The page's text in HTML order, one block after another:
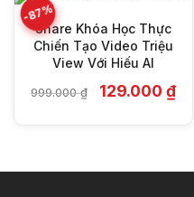
-87%
Share Khóa Học Thực
Chiến Tạo Video Triệu
View Với Hiếu AI
999.000₫ Giá
gốc
129.000₫Giá